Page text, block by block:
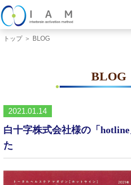
トップ＞ BLOG
BLOG
2021.01.14
白十字株式会社様の「
た